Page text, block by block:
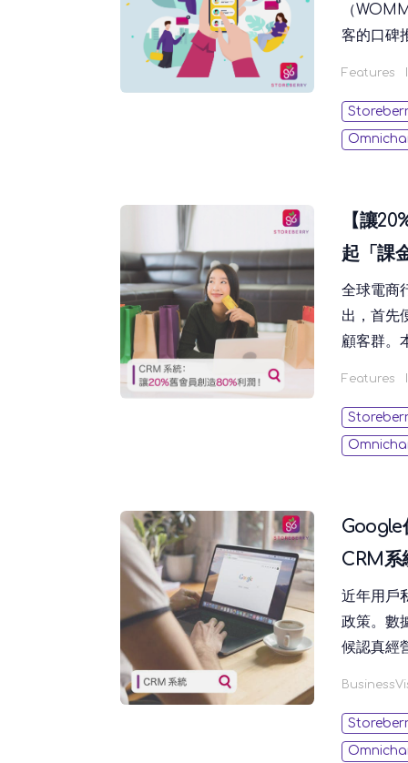
（
客的口碑
牌開拓新
Features
【讓
起「課
全球電商
出，首先
顧客群。
Features
Google
CRM系
近年用戶
政策。數
候認真經